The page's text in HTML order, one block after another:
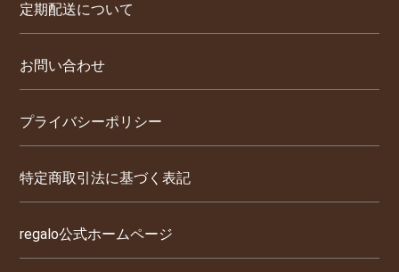
定期配送について
お問い合わせ
プライバシーポリシー
特定商取引法に基づく表記
regalo公式ホームページ